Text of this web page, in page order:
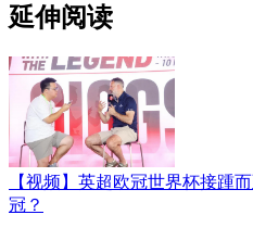
延伸阅读
【视频】英超欧冠世界杯接踵
冠？